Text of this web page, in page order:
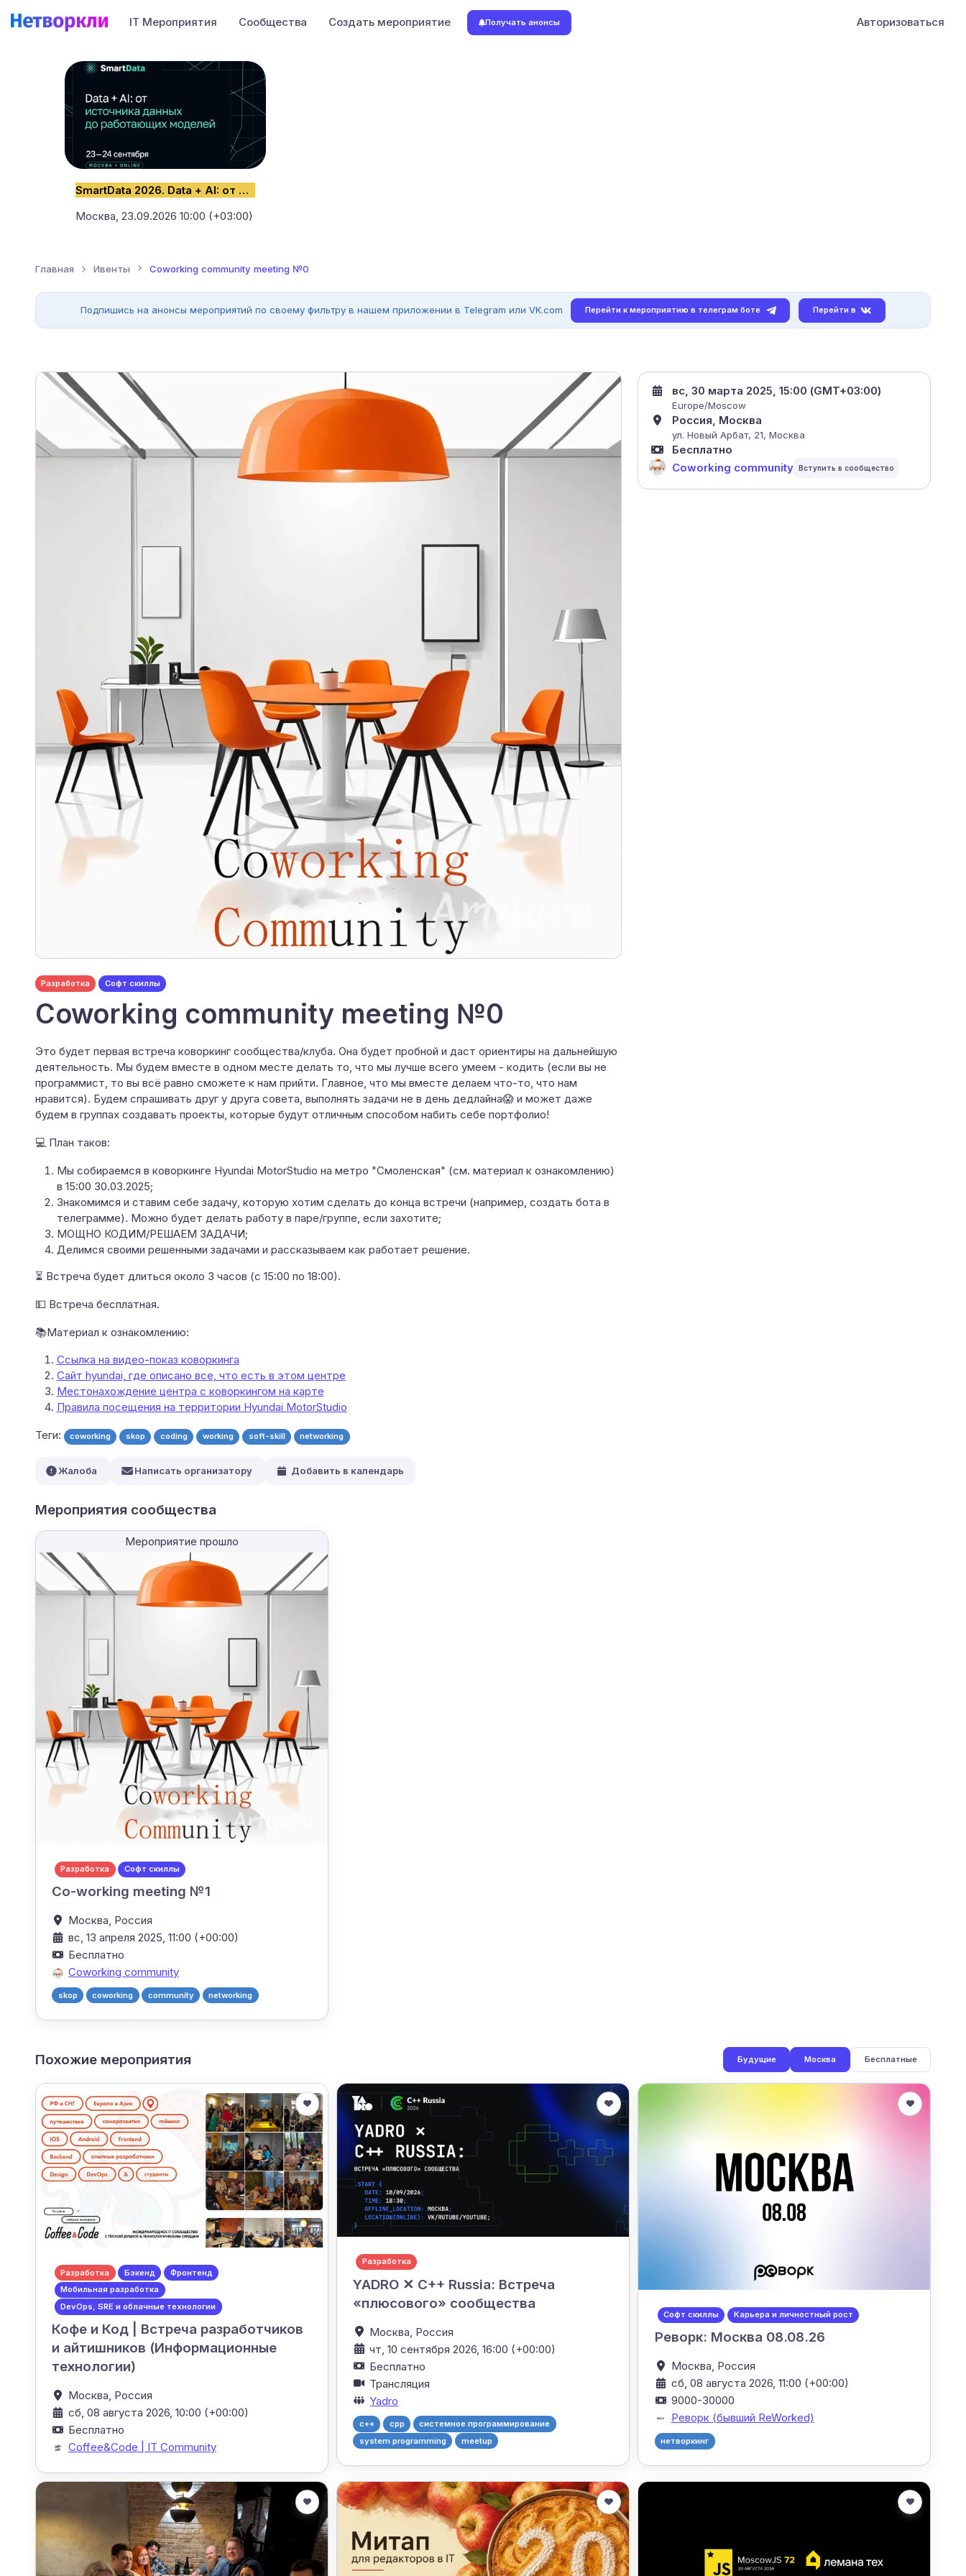
IT Мероприятия Сообщества Создать мероприятие Получать анонсы Авторизоваться
SmartData 2026. Data + AI: от источника данных до работающих моделей
Москва, 23.09.2026 10:00 (+03:00)
Главная Ивенты Coworking community meeting №0
Подпишись на анонсы мероприятий по своему фильтру в нашем приложении в Telegram или VK.com Перейти к мероприятию в телеграм боте Перейти в
Разработка Софт скиллы
Coworking community meeting №0
Это будет первая встреча коворкинг сообщества/клуба. Она будет пробной и даст ориентиры на дальнейшую
деятельность. Мы будем вместе в одном месте делать то, что мы лучше всего умеем - кодить (если вы не
программист, то вы всё равно сможете к нам прийти. Главное, что мы вместе делаем что-то, что нам
нравится). Будем спрашивать друг у друга совета, выполнять задачи не в день дедлайна😱 и может даже
будем в группах создавать проекты, которые будут отличным способом набить себе портфолио!
💻 План таков:
Мы собираемся в коворкинге Hyundai MotorStudio на метро "Смоленская" (см. материал к ознакомлению)
в 15:00 30.03.2025;
Знакомимся и ставим себе задачу, которую хотим сделать до конца встречи (например, создать бота в
телеграмме). Можно будет делать работу в паре/группе, если захотите;
МОЩНО КОДИМ/РЕШАЕМ ЗАДАЧИ;
Делимся своими решенными задачами и рассказываем как работает решение.
⏳ Встреча будет длиться около 3 часов (с 15:00 по 18:00).
💵 Встреча бесплатная.
📚Материал к ознакомлению:
Ссылка на видео-показ коворкинга
Сайт hyundai, где описано все, что есть в этом центре
Местонахождение центра с коворкингом на карте
Правила посещения на территории Hyundai MotorStudio
Теги: coworking skop coding working soft-skill networking
вс, 30 марта 2025, 15:00 (GMT+03:00)
Europe/Moscow
Россия, Москва
ул. Новый Арбат, 21, Москва
Бесплатно
Coworking community
Жалоба Написать организатору Добавить в календарь
Мероприятия сообщества
Мероприятие прошло
Разработка Софт скиллы
Co-working meeting №1
Москва, Россия
вс, 13 апреля 2025, 11:00 (+00:00)
Бесплатно
Coworking community
skop coworking community networking
Похожие мероприятия Будущие Москва Бесплатные
Разработка Бэкенд
Фронтенд
Мобильная разработка
DevOps, SRE и облачные технологии
Кофе и Код | Встреча разработчиков
и айтишников (Информационные
технологии)
Москва, Россия
сб, 08 августа 2026, 10:00 (+00:00)
Бесплатно
Coffee&Code | IT Community
Разработка
YADRO ✕ C++ Russia: Встреча
«плюсового» сообщества
Москва, Россия
чт, 10 сентября 2026, 16:00 (+00:00)
Бесплатно
Трансляция
Yadro
c++ cpp
системное программирование
system programming
meetup
Софт скиллы Карьера и личностный рост
Реворк: Москва 08.08.26
Москва, Россия
сб, 08 августа 2026, 11:00 (+00:00)
9000-30000
Реворк (бывший ReWorked)
нетворкинг